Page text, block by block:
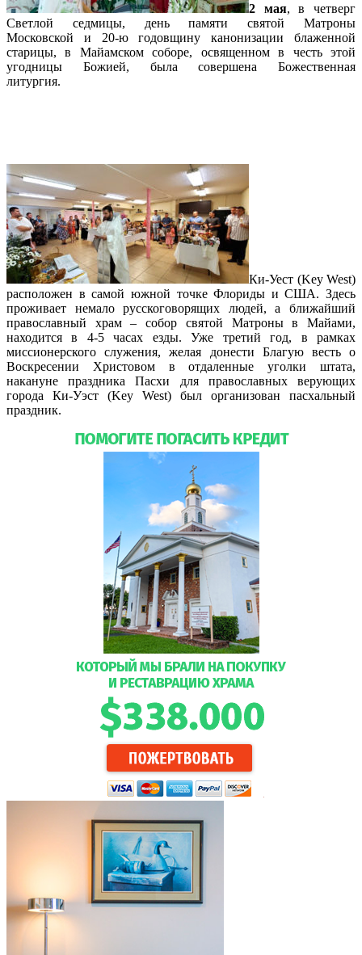
2 мая, в четверг
Светлой седмицы, день памяти святой Матроны
Московской и 20-ю годовщину канонизации блаженной
старицы, в Майамском соборе, освященном в честь этой
угодницы Божией, была совершена Божественная
литургия.
Ки-Уест (Key West)
расположен в самой южной точке Флориды и США. Здесь
проживает немало русскоговорящих людей, а ближайший
православный храм – собор святой Матроны в Майами,
находится в 4-5 часах езды. Уже третий год, в рамках
миссионерского служения, желая донести Благую весть о
Воскресении Христовом в отдаленные уголки штата,
накануне праздника Пасхи для православных верующих
города Ки-Уэст (Key West) был организован пасхальный
праздник.